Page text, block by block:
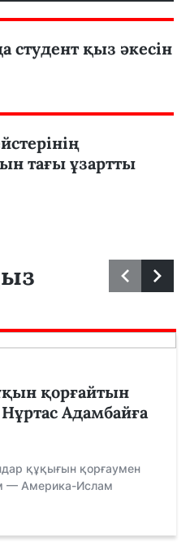
қыз әкесін
тағы ұзартты
қорғайтын
Адамбайға
құқығын қорғаумен
— Америка-Ислам